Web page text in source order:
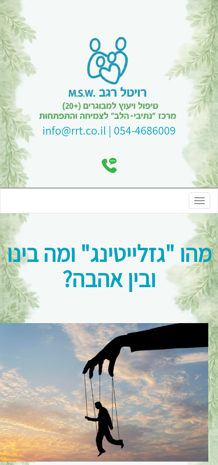
054-4686009 | info@rrt.co.il
Toggle
navigation
מהו "גזלייטינג" ומה בינו
ובין אהבה?